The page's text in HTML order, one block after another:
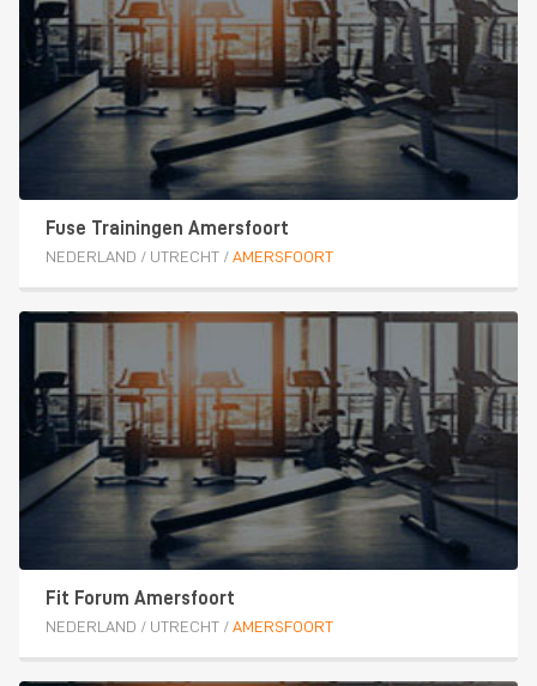
Fuse Trainingen Amersfoort
NEDERLAND / UTRECHT/ AMERSFOORT
Fit Forum Amersfoort
NEDERLAND / UTRECHT/ AMERSFOORT